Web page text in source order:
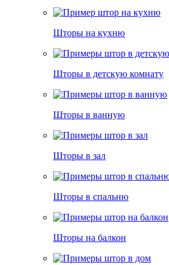
Шторы на кухню
Шторы в детскую комнату
Шторы в ванную
Шторы в зал
Шторы в спальню
Шторы на балкон